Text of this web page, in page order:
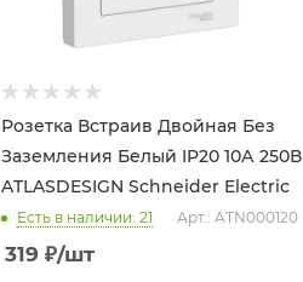
Розетка Встраив Двойная Без
Заземления Белый IP20 10А 250В
ATLASDESIGN Schneider Electric
Есть в наличии: 21 Арт.: ATN000120
319 ₽/шт